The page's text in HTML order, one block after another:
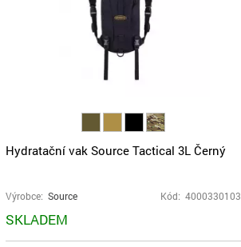
Hydratační vak Source Tactical 3L Černý
Výrobce: Source Kód: 4000330103
SKLADEM